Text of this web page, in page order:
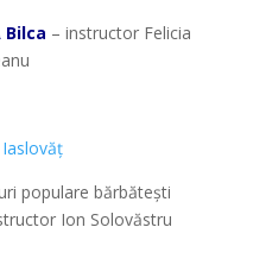
Bilca – instructor Felicia
populare bărbătești
Ion Solovăstru